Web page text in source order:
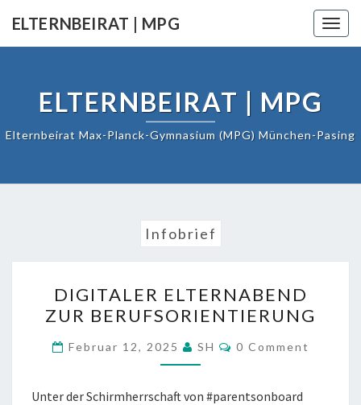
content
ELTERNBEIRAT | MPG
ELTERNBEIRAT | MPG
Elternbeirat Max-Planck-Gymnasium (MPG) München-Pasing
Infobrief
ELTERNABEND
ZUR
DIGITALER ELTERNABEND
ZUR BERUFSORIENTIERUNG
Februar 12, 2025 SH COMMENTS
0 Comment
Unter der Schirmherrschaft von #parentsonboard